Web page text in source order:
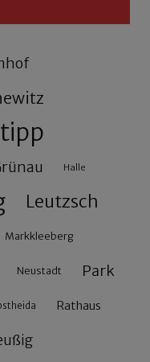
Halle
Leutzsch
Markkleeberg
Neustadt Park
Rathaus